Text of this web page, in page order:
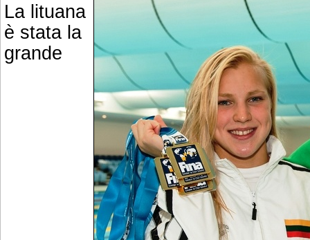
La lituana
è stata la
grande